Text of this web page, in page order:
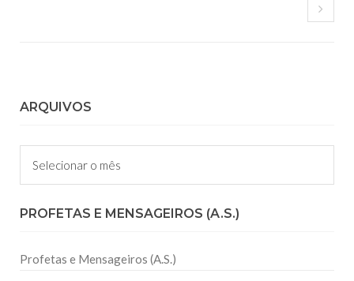
ARQUIVOS
Arquivos
PROFETAS E MENSAGEIROS (A.S.)
Profetas e Mensageiros (A.S.)